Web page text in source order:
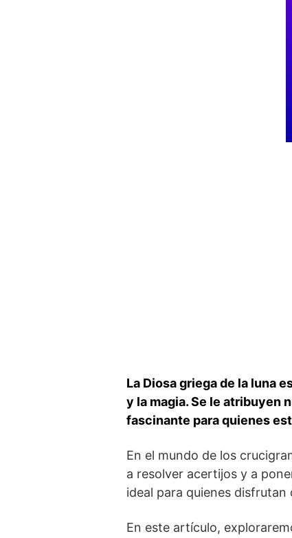
La Diosa griega de ⁣la luna
y la magia. Se le atribuyen
fascinante para quienes
En el mundo de los‌
⁢a resolver acertijos‌ y a
ideal para quienes
En este artículo,